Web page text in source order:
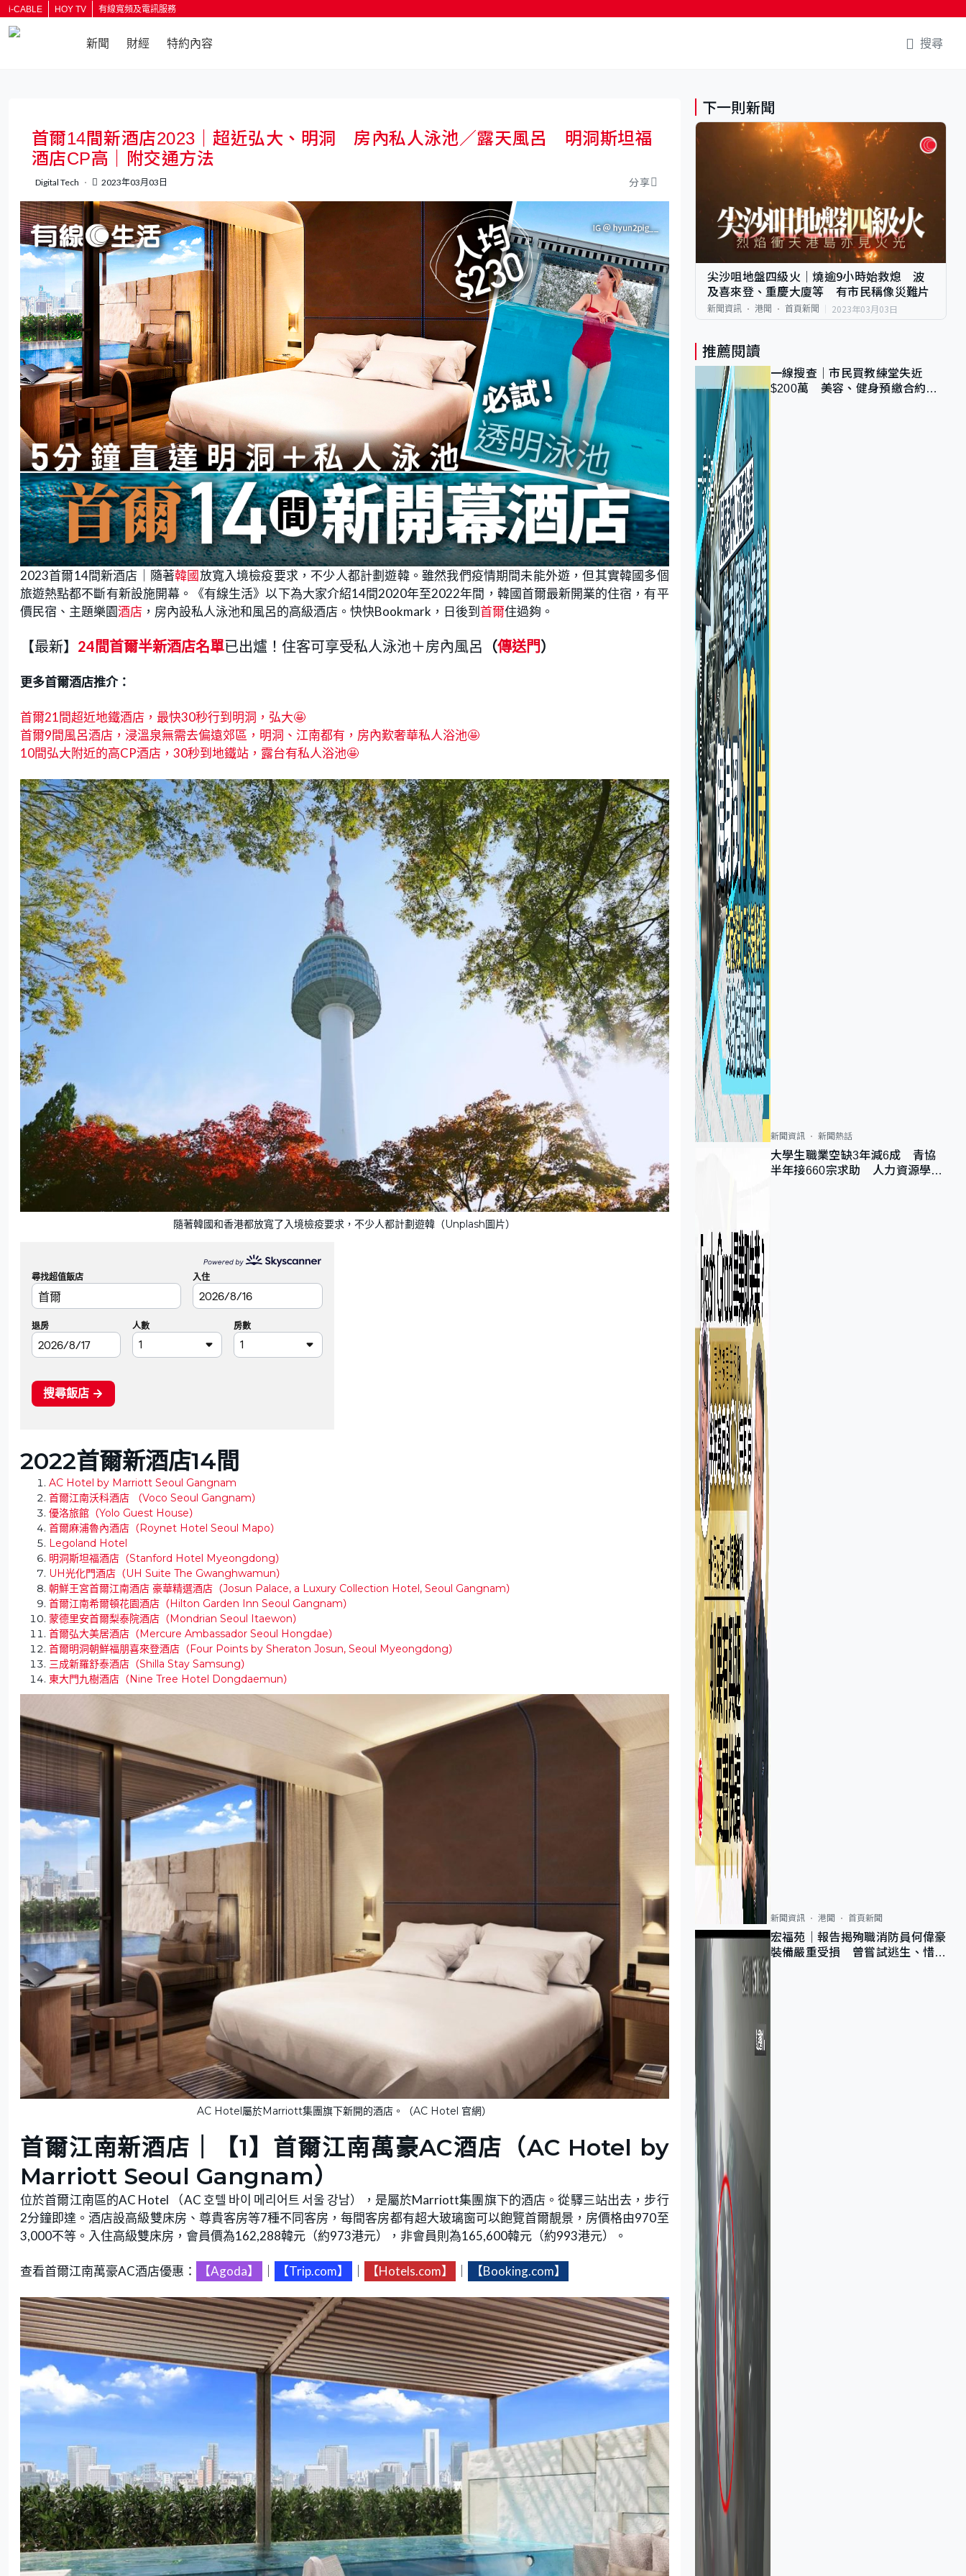
i-CABLE HOY TV 有線寬頻及電訊服務
新聞 財經 特約內容 搜尋
首爾14間新酒店2023｜超近弘大、明洞 房內私人泳池／露天風呂 明洞斯坦福
酒店CP高｜附交通方法
Digital Tech 2023年03月03日 分享
2023首爾14間新酒店｜隨著韓國放寬入境檢疫要求，不少人都計劃遊韓。雖然我們疫情期間未能外遊，但其實韓國多個
旅遊熱點都不斷有新設施開幕。《有線生活》以下為大家介紹14間2020年至2022年間，韓國首爾最新開業的住宿，有平
價民宿、主題樂園酒店 ，房內設私人泳池和風呂的高級酒店。快快Bookmark，日後到首爾住過夠。
【最新】 24間首爾半新酒店名單已出爐！住客可享受私人泳池＋房內風呂 （傳送門）
更多首爾酒店推介：
首爾21間超近地鐵酒店，最快30秒行到明洞，弘大🤩
首爾9間風呂酒店，浸溫泉無需去偏遠郊區，明洞、江南都有，房內歎奢華私人浴池🤩
10間弘大附近的高CP酒店，30秒到地鐵站，露台有私人浴池🤩
隨著韓國和香港都放寬了入境檢疫要求，不少人都計劃遊韓（Unplash圖片）
2022首爾新酒店14間
AC Hotel by Marriott Seoul Gangnam
首爾江南沃科酒店 （Voco Seoul Gangnam）
優洛旅館（Yolo Guest House）
首爾麻浦魯內酒店（Roynet Hotel Seoul Mapo）
Legoland Hotel
明洞斯坦福酒店（Stanford Hotel Myeongdong）
UH光化門酒店（UH Suite The Gwanghwamun）
朝鮮王宮首爾江南酒店 豪華精選酒店（Josun Palace, a Luxury Collection Hotel, Seoul Gangnam）
首爾江南希爾頓花園酒店（Hilton Garden Inn Seoul Gangnam）
蒙德里安首爾梨泰院酒店（Mondrian Seoul Itaewon）
首爾弘大美居酒店（Mercure Ambassador Seoul Hongdae）
首爾明洞朝鮮福朋喜來登酒店（Four Points by Sheraton Josun, Seoul Myeongdong）
三成新羅舒泰酒店（Shilla Stay Samsung）
東大門九樹酒店（Nine Tree Hotel Dongdaemun）
AC Hotel屬於Marriott集團旗下新開的酒店。（AC Hotel 官網）
首爾江南新酒店｜【1】首爾江南萬豪AC酒店（AC Hotel by
Marriott Seoul Gangnam）
位於首爾江南區的AC Hotel （AC 호텔 바이 메리어트 서울 강남），是屬於Marriott集團旗下的酒店。從驛三站出去，步行
2分鐘即達。酒店設高級雙床房、尊貴客房等7種不同客房，每間客房都有超大玻璃窗可以飽覽首爾靚景，房價格由970至
3,000不等。入住高級雙床房，會員價為162,288韓元（約973港元），非會員則為165,600韓元（約993港元）。
查看首爾江南萬豪AC酒店優惠： 【Agoda】 【Trip.com】 【Hotels.com】 【Booking.com】
下一則新聞
尖沙咀地盤四級火｜燒逾9小時始救熄 波
及喜來登、重慶大廈等 有市民稱像災難片
新聞資訊 港聞 首頁新聞 2023年03月03日
推薦閱讀
一線搜查｜市民買教練堂失近
$200萬 美容、健身預繳合約擬
新聞資訊 新聞熱話
大學生職業空缺3年減6成 青協
半年接660宗求助 人力資源學
新聞資訊 港聞 首頁新聞
宏福苑｜報告揭殉職消防員何偉豪
裝備嚴重受損 曾嘗試逃生、惜別